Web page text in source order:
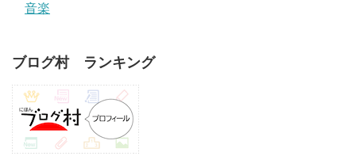
音楽
ブログ村 ランキング